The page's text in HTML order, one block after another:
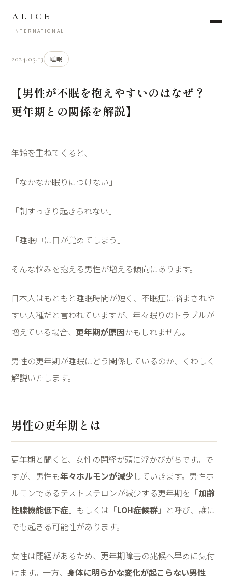
ALICE
INTERNATIONAL
2024.05.13 睡眠
【男性が不眠を抱えやすいのはなぜ？
更年期との関係を解説】
年齢を重ねてくると、
「なかなか眠りにつけない」
「朝すっきり起きられない」
「睡眠中に目が覚めてしまう」
そんな悩みを抱える男性が増える傾向にあります。
日本人はもともと睡眠時間が短く、不眠症に悩まされや
すい人種だと言われていますが、年々眠りのトラブルが
増えている場合、 更年期が原因かもしれません。
男性の更年期が睡眠にどう関係しているのか、くわしく
解説いたします。
男性の更年期とは
更年期と聞くと、女性の閉経が頭に浮かびがちです。で
すが、男性も年々ホルモンが減少していきます。男性ホ
ルモンであるテストステロンが減少する更年期を「加齢
性腺機能低下症 」もしくは「LOH症候群 」と呼び、誰に
でも起きる可能性があります。
女性は閉経があるため、更年期障害の兆候へ早めに気付
けます。一方、 身体に明らかな変化が起こらない男性